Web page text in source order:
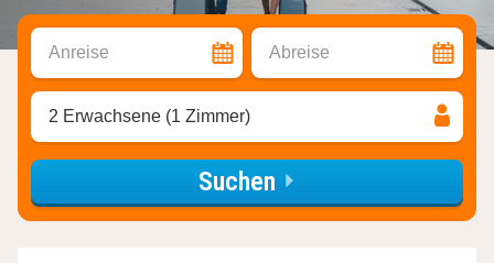
Anreise Abreise
2 Erwachsene (1 Zimmer)
Suchen